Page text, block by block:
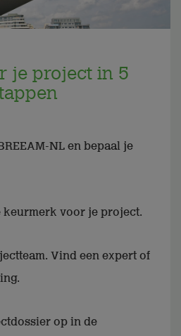
je project in 5
NL en bepaal je
keurmerk voor je project.
Vind een expert of
op in de